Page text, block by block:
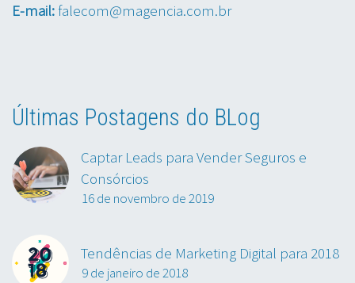
E-mail:falecom@magencia.com.br
Últimas Postagens do BLog
Captar Leads para Vender Seguros e
Consórcios
16 de novembro de 2019
Tendências de Marketing Digital para 2018
9 de janeiro de 2018